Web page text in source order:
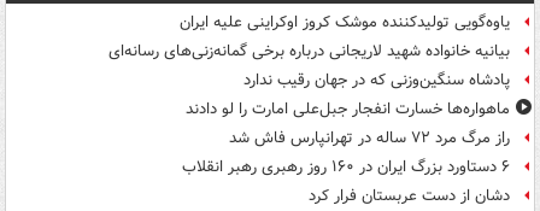
یاوه‌گویی تولیدکننده موشک کروز اوکراینی علیه ایران
بیانیه خانواده شهید لاریجانی درباره برخی گمانه‌زنی‌های رسانه‌ای
پادشاه سنگین‌وزنی که در جهان رقیب ندارد
ماهواره‌ها خسارت انفجار جبل‌علی امارت را لو دادند
راز مرگ مرد ۷۲ ساله در تهرانپارس فاش شد
۶ دستاورد بزرگ ایران در ۱۶۰ روز رهبری رهبر انقلاب
دشان از دست عربستان فرار کرد